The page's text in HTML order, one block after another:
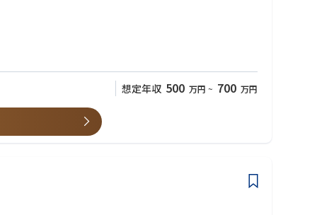
サルティング力が磨かれます。
想定年収 500 万円 ~ 700 万円